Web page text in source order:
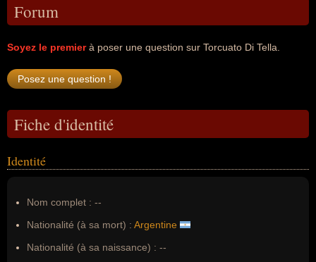
Forum
Soyez le premierà poser une question sur Torcuato Di Tella.
Fiche d'identité
Identité
Nom complet : --
Nationalité (à sa mort) : Argentine
Nationalité (à sa naissance) : --